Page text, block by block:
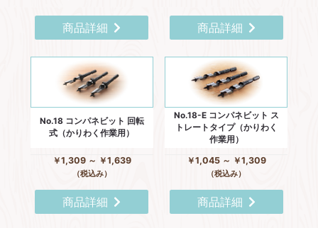
商品詳細 商品詳細
No.18 コンパネビット 回転
式（かりわく作業用）
￥1,309 ～ ￥1,639
（税込み）
商品詳細
No.18-E コンパネビット ス
トレートタイプ（かりわく
作業用）
￥1,045 ～ ￥1,309
（税込み）
商品詳細